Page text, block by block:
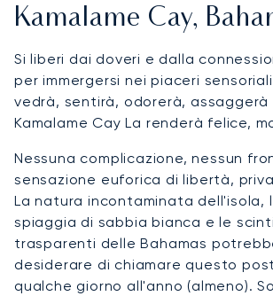
Kamalame Cay,
Si liberi dai doveri e dalla
per immergersi nei piaceri
vedrà, sentirà, odorerà,
Kamalame Cay La renderà felice,
Nessuna complicazione, nessun
sensazione euforica di libertà,
La natura incontaminata dell'isola,
spiaggia di sabbia bianca e le
trasparenti delle Bahamas
desiderare di chiamare questo
qualche giorno all'anno (almeno).